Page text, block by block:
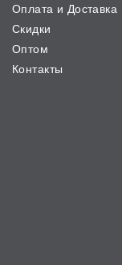
Оплата и Доставка
Скидки
Оптом
Контакты